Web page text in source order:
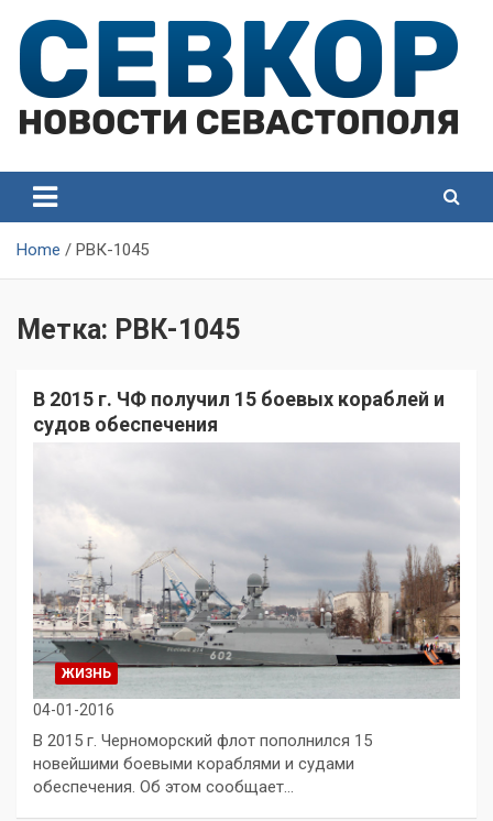
content
Севастополя
Севастополя
Home РВК-1045
Метка: РВК-1045
В 2015 г. ЧФ получил 15 боевых кораблей и
судов обеспечения
ЖИЗНЬ
04-01-2016
В 2015 г. Черноморский флот пополнился 15
новейшими боевыми кораблями и судами
обеспечения. Об этом сообщает…